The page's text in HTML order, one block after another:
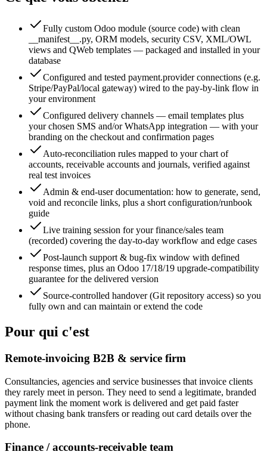
Fully custom Odoo module (source code) with clean
__manifest__.py, ORM models, security CSV, XML/OWL
views and QWeb templates — packaged and installed in your
database
Configured and tested payment.provider connections (e.g.
Stripe/PayPal/local gateway) wired to the pay-by-link flow in
your environment
Configured delivery channels — email templates plus
your chosen SMS and/or WhatsApp integration — with your
branding on the checkout and confirmation pages
Auto-reconciliation rules mapped to your chart of
accounts, receivable accounts and journals, verified against
real test invoices
Admin & end-user documentation: how to generate, send,
void and reconcile links, plus a short configuration/runbook
guide
Live training session for your finance/sales team
(recorded) covering the day-to-day workflow and edge cases
Post-launch support & bug-fix window with defined
response times, plus an Odoo 17/18/19 upgrade-compatibility
guarantee for the delivered version
Source-controlled handover (Git repository access) so you
fully own and can maintain or extend the code
Pour qui c'est
Remote-invoicing B2B & service firm
Consultancies, agencies and service businesses that invoice clients
they rarely meet in person. They need to send a legitimate, branded
payment link the moment work is delivered and get paid faster
without chasing bank transfers or reading out card details over the
phone.
Finance / accounts-receivable team